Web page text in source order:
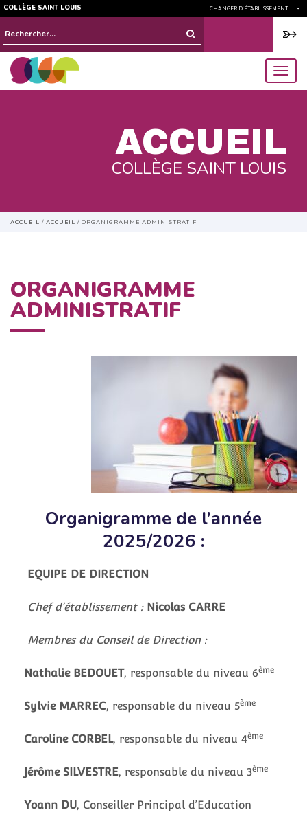
COLLÈGE SAINT LOUIS CHANGER D'ÉTABLISSEMENT
Rechercher :
menu
ACCUEIL
COLLÈGE SAINT LOUIS
ACCUEIL / ACCUEIL / ORGANIGRAMME ADMINISTRATIF
ORGANIGRAMME
ADMINISTRATIF
Organigramme de l’année
2025/2026 :
EQUIPE DE DIRECTION
Chef d’établissement : Nicolas CARRE
Membres du Conseil de Direction :
Nathalie BEDOUET, responsable du niveau 6ème
Sylvie MARREC, responsable du niveau 5ème
Caroline CORBEL, responsable du niveau 4ème
Jérôme SILVESTRE, responsable du niveau 3ème
Yoann DU, Conseiller Principal d’Education